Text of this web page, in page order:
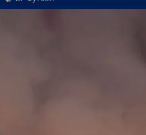
Веласкес: Невероятно